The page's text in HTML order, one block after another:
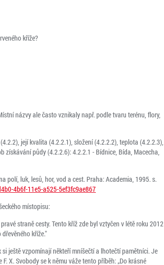
kříže?
názvy ale často vznikaly např. podle tvaru terénu, flory,
její kvalita (4.2.2.1), složení (4.2.2.2), teplota (4.2.2.3),
půdy (4.2.2.6): 4.2.2.1 - Bídnice, Bída, Macecha,
polí, luk, lesů, hor, vod a cest. Praha: Academia, 1995. s.
4b6f-11e5-a525-5ef3fc9ae867
místopisu:
straně cesty. Tento kříž zde byl vztyčen v létě roku 2012
kříže."
ještě vzpomínají někteří mníšečtí a lhotečtí pamětníci. Je
X. Svobody se k němu váže tento příběh: „Do krásné